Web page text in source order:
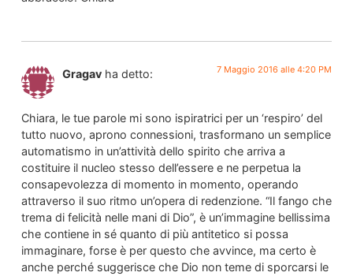
Gragav ha detto: 7 Maggio 2016 alle 4:20 PM
Chiara, le tue parole mi sono ispiratrici per un ‘respiro’ del
tutto nuovo, aprono connessioni, trasformano un semplice
automatismo in un’attività dello spirito che arriva a
costituire il nucleo stesso dell’essere e ne perpetua la
consapevolezza di momento in momento, operando
attraverso il suo ritmo un’opera di redenzione. “Il fango che
trema di felicità nelle mani di Dio”, è un’immagine bellissima
che contiene in sé quanto di più antitetico si possa
immaginare, forse è per questo che avvince, ma certo è
anche perché suggerisce che Dio non teme di sporcarsi le